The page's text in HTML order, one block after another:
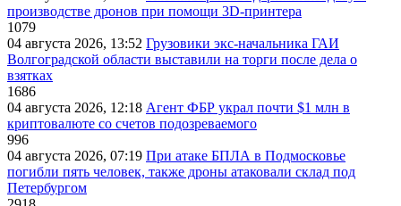
производстве дронов при помощи 3D‑принтера
1079
04 августа 2026, 13:52 Грузовики экс-начальника ГАИ
Волгоградской области выставили на торги после дела о
взятках
1686
04 августа 2026, 12:18 Агент ФБР украл почти $1 млн в
криптовалюте со счетов подозреваемого
996
04 августа 2026, 07:19 При атаке БПЛА в Подмосковье
погибли пять человек, также дроны атаковали склад под
Петербургом